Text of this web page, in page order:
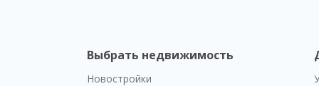
Выбрать недвижимость
Новостройки